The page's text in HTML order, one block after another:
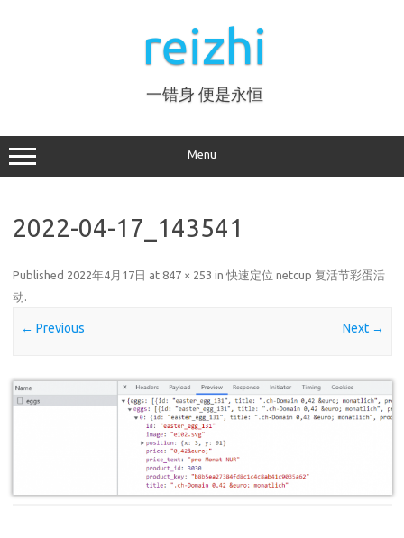
reizhi
一错身 便是永恒
Menu
2022-04-17_143541
Published 2022年4月17日 at 847 × 253 in 快速定位 netcup 复活节彩蛋活
动.
← Previous Next →